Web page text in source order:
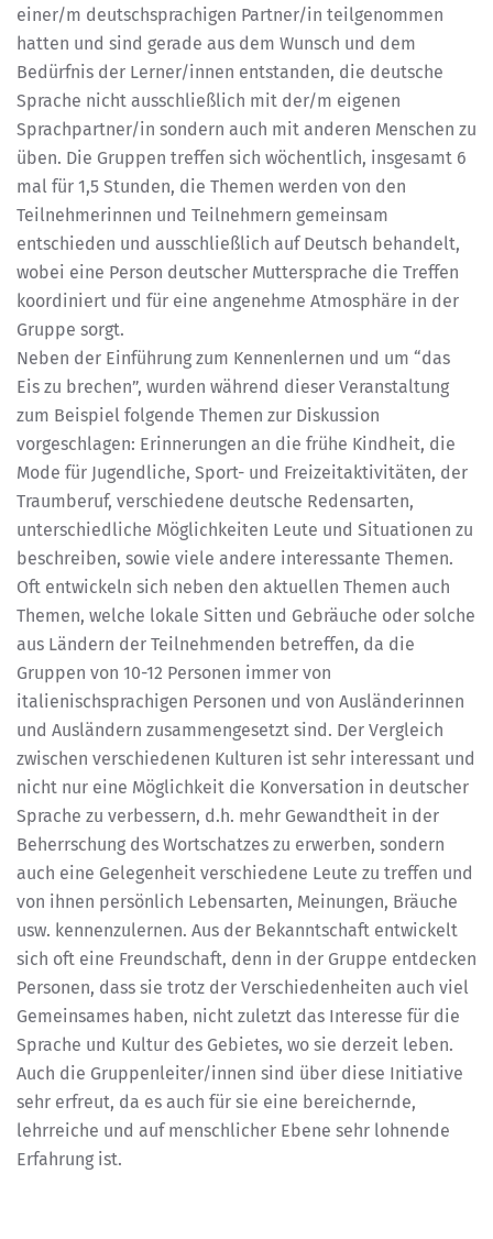
einer/m deutschsprachigen Partner/in teilgenommen
hatten und sind gerade aus dem Wunsch und dem
Bedürfnis der Lerner/innen entstanden, die deutsche
Sprache nicht ausschließlich mit der/m eigenen
Sprachpartner/in sondern auch mit anderen Menschen zu
üben. Die Gruppen treffen sich wöchentlich, insgesamt 6
mal für 1,5 Stunden, die Themen werden von den
Teilnehmerinnen und Teilnehmern gemeinsam
entschieden und ausschließlich auf Deutsch behandelt,
wobei eine Person deutscher Muttersprache die Treffen
koordiniert und für eine angenehme Atmosphäre in der
Gruppe sorgt.
Neben der Einführung zum Kennenlernen und um “das
Eis zu brechen”, wurden während dieser Veranstaltung
zum Beispiel folgende Themen zur Diskussion
vorgeschlagen: Erinnerungen an die frühe Kindheit, die
Mode für Jugendliche, Sport- und Freizeitaktivitäten, der
Traumberuf, verschiedene deutsche Redensarten,
unterschiedliche Möglichkeiten Leute und Situationen zu
beschreiben, sowie viele andere interessante Themen.
Oft entwickeln sich neben den aktuellen Themen auch
Themen, welche lokale Sitten und Gebräuche oder solche
aus Ländern der Teilnehmenden betreffen, da die
Gruppen von 10-12 Personen immer von
italienischsprachigen Personen und von Ausländerinnen
und Ausländern zusammengesetzt sind. Der Vergleich
zwischen verschiedenen Kulturen ist sehr interessant und
nicht nur eine Möglichkeit die Konversation in deutscher
Sprache zu verbessern, d.h. mehr Gewandtheit in der
Beherrschung des Wortschatzes zu erwerben, sondern
auch eine Gelegenheit verschiedene Leute zu treffen und
von ihnen persönlich Lebensarten, Meinungen, Bräuche
usw. kennenzulernen. Aus der Bekanntschaft entwickelt
sich oft eine Freundschaft, denn in der Gruppe entdecken
Personen, dass sie trotz der Verschiedenheiten auch viel
Gemeinsames haben, nicht zuletzt das Interesse für die
Sprache und Kultur des Gebietes, wo sie derzeit leben.
Auch die Gruppenleiter/innen sind über diese Initiative
sehr erfreut, da es auch für sie eine bereichernde,
lehrreiche und auf menschlicher Ebene sehr lohnende
Erfahrung ist.